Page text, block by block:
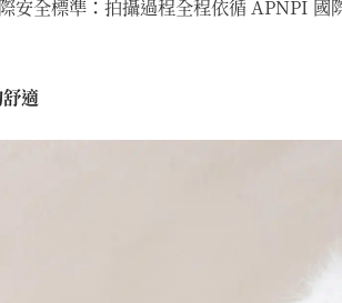
安全標準：拍攝過程全程依循 APNPI 國
適